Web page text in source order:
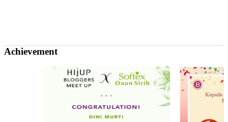
Achievement